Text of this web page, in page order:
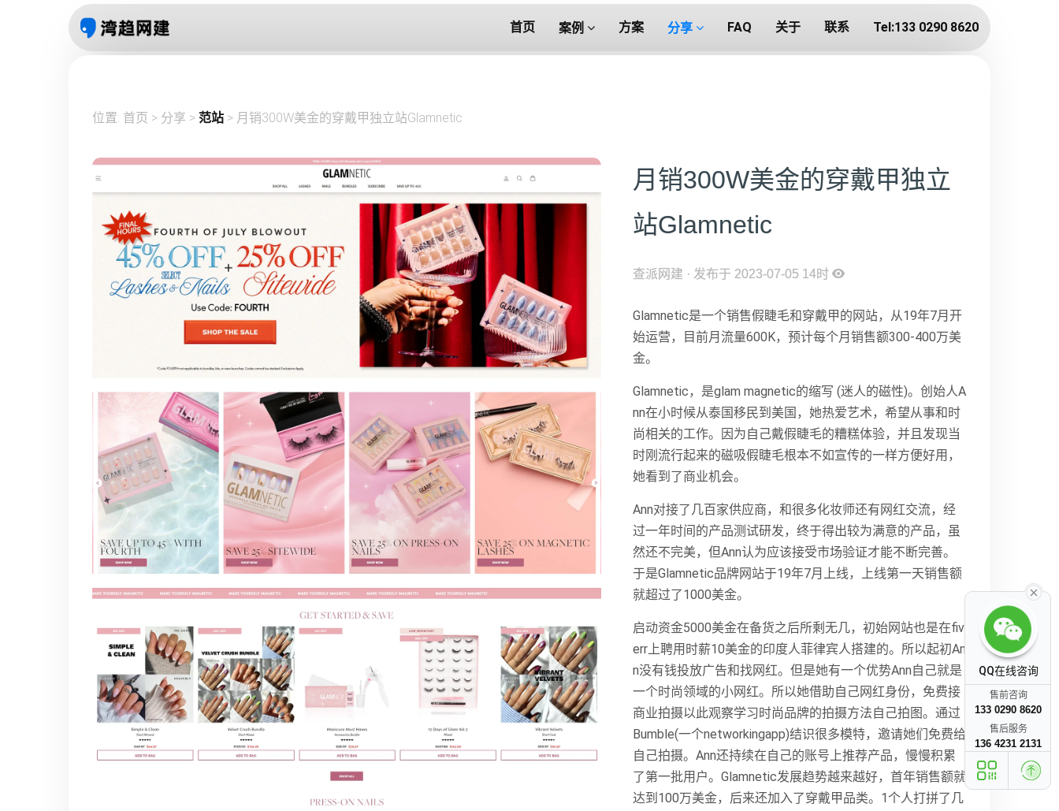
首页 案例 方案 分享 FAQ 关于 联系 Tel:133 0290 8620
位置: 首页 > 分享 > 范站 > 月销300W美金的穿戴甲独立站Glamnetic
月销300W美金的穿戴甲独立
站Glamnetic
查派网建 · 发布于 2023-07-05 14时
Glamnetic是一个销售假睫毛和穿戴甲的网站，从19年7月开
始运营，目前月流量600K，预计每个月销售额300-400万美
金。
Glamnetic，是glam magnetic的缩写 (迷人的磁性)。创始人A
nn在小时候从泰国移民到美国，她热爱艺术，希望从事和时
尚相关的工作。因为自己戴假睫毛的糟糕体验，并且发现当
时刚流行起来的磁吸假睫毛根本不如宣传的一样方便好用，
她看到了商业机会。
Ann对接了几百家供应商，和很多化妆师还有网红交流，经
过一年时间的产品测试研发，终于得出较为满意的产品，虽
然还不完美，但Ann认为应该接受市场验证才能不断完善。
于是Glamnetic品牌网站于19年7月上线，上线第一天销售额
就超过了1000美金。
启动资金5000美金在备货之后所剩无几，初始网站也是在fiv
err上聘用时薪10美金的印度人菲律宾人搭建的。所以起初An
n没有钱投放广告和找网红。但是她有一个优势Ann自己就是
一个时尚领域的小网红。所以她借助自己网红身份，免费接
商业拍摄以此观察学习时尚品牌的拍摄方法自己拍图。通过
Bumble(一个networkingapp)结识很多模特，邀请她们免费给
自己拍摄。Ann还持续在自己的账号上推荐产品，慢慢积累
了第一批用户。Glamnetic发展趋势越来越好，首年销售额就
达到100万美金，后来还加入了穿戴甲品类。1个人打拼了几
QQ在线咨询
售前咨询
133 0290 8620
售后服务
136 4231 2131